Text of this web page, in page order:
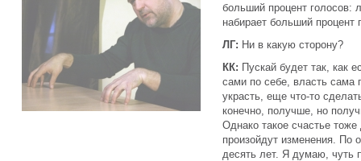
больший процент голосов:
набирает больший процент
ЛГ: Ни в какую сторону?
КК: Пускай будет так, как
сами по себе, власть сама
украсть, еще что-то
конечно, получше, но
Однако такое счастье
произойдут изменения. По
десять лет. Я думаю, чуть